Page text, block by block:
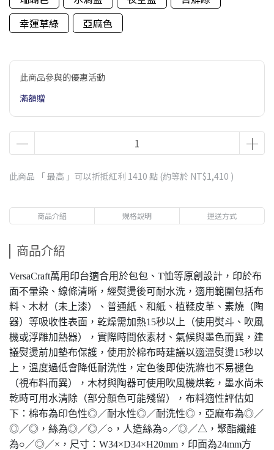
幸運草綠
亞麻色
此商品參與的優惠活動
滿額贈
此商品 「 最高 」可以折抵紅利 1410 點 (約等於 NT$1,410 )
商品介紹 規格說明 運送方式
商品介紹
VersaCraft萬用印台適合用於包包、T恤等原創設計，印於布
面不暈染、線條清晰，經熨燙後可耐水洗，適用範圍包括布
料、木材（未上漆）、普通紙、和紙、植鞣皮革、素燒（陶
器）等吸收性表面，乾燥需加熱15秒以上（使用熨斗、吹風
機或浮雕加熱器），實際時間依素材、氣候與墨色而異，建
議熨燙前加墊布保護，使用於棉布時建議以適溫熨燙15秒以
上，溫度過低會降低耐洗性，定色後即使洗滌也不易褪色
（視布料而異），木材與陶器可使用吹風機烘乾，墨水尚未
乾時可用水清除（部分顏色可能殘留），布料適性評估如
下：棉布為印色性◎／耐水性◎／耐洗性◎，亞麻布為◎／
◎／◎，絲為◎／◎／○，人造絲為○／◎／△，聚酯纖維
為○／◎／×，尺寸：W34×D34×H20mm，印面為24mm方